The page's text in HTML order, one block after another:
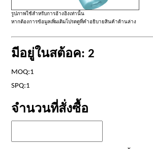
รูปภาพใช้สำหรับการอ้างอิงเท่านั้น
หากต้องการข้อมูลเพิ่มเติมโปรดดูที่คำอธิบายสินค้าด้านล่าง
มีอยู่ในสต้อค: 2
MOQ:1
SPQ:1
จำนวนที่สั่งซื้อ